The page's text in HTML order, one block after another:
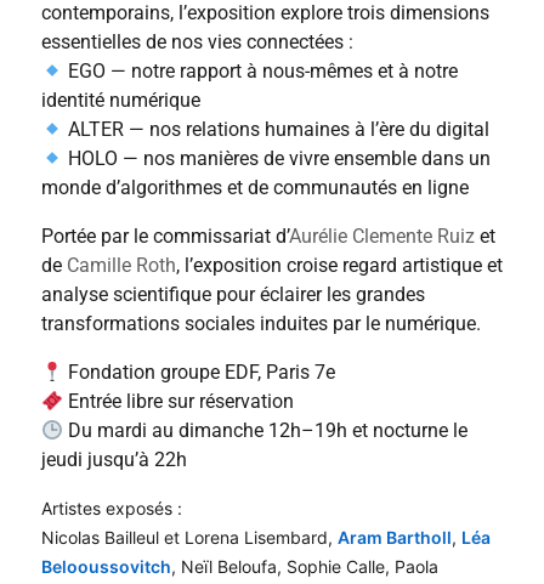
contemporains, l’exposition explore trois dimensions
essentielles de nos vies connectées :
EGO — notre rapport à nous-mêmes et à notre
identité numérique
ALTER — nos relations humaines à l’ère du digital
HOLO — nos manières de vivre ensemble dans un
monde d’algorithmes et de communautés en ligne
Portée par le commissariat d’Aurélie Clemente Ruiz et
de Camille Roth, l’exposition croise regard artistique et
analyse scientifique pour éclairer les grandes
transformations sociales induites par le numérique.
Fondation groupe EDF, Paris 7e
Entrée libre sur réservation
Du mardi au dimanche 12h–19h et nocturne le
jeudi jusqu’à 22h
Artistes exposés :
Nicolas Bailleul et Lorena Lisembard, Aram Bartholl, Léa
Belooussovitch, Neïl Beloufa, Sophie Calle, Paola